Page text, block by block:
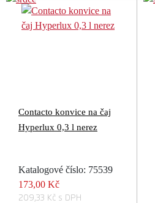
Contacto konvice na čaj
Hyperlux 0,3 l nerez
Katalogové číslo: 75539
173,00 Kč
209,33 Kč s DPH